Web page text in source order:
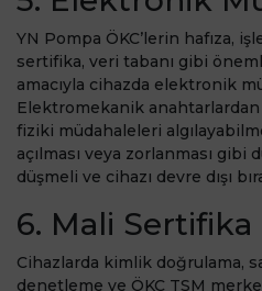
YN Pompa ÖKC’lerin hafıza,
sertifika, veri tabanı gibi
amacıyla cihazda elektronik
Elektromekanik
fiziki müdahaleleri
açılması veya zorlanması gibi
düşmeli ve cihazı devre dışı
6. Mali Sertifika
Cihazlarda kimlik doğrulama,
denetleme ve ÖKC TSM